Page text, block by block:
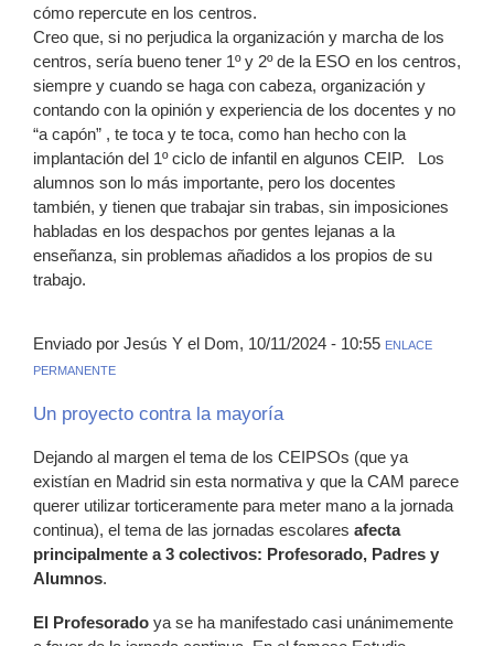
cómo repercute en los centros.
Creo que, si no perjudica la organización y marcha de los
centros, sería bueno tener 1º y 2º de la ESO en los centros,
siempre y cuando se haga con cabeza, organización y
contando con la opinión y experiencia de los docentes y no
“a capón” , te toca y te toca, como han hecho con la
implantación del 1º ciclo de infantil en algunos CEIP. Los
alumnos son lo más importante, pero los docentes
también, y tienen que trabajar sin trabas, sin imposiciones
habladas en los despachos por gentes lejanas a la
enseñanza, sin problemas añadidos a los propios de su
trabajo.
Enviado por Jesús Y el Dom, 10/11/2024 - 10:55 ENLACE
PERMANENTE
Un proyecto contra la mayoría
Dejando al margen el tema de los CEIPSOs (que ya
existían en Madrid sin esta normativa y que la CAM parece
querer utilizar torticeramente para meter mano a la jornada
continua), el tema de las jornadas escolares afecta
principalmente a 3 colectivos: Profesorado, Padres y
Alumnos.
El Profesorado ya se ha manifestado casi unánimemente